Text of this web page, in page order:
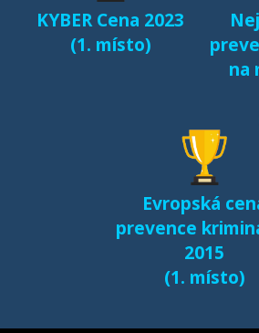
KYBER Cena 2023
(1. místo)
na
Evropská
prevence
2015
(1. místo)